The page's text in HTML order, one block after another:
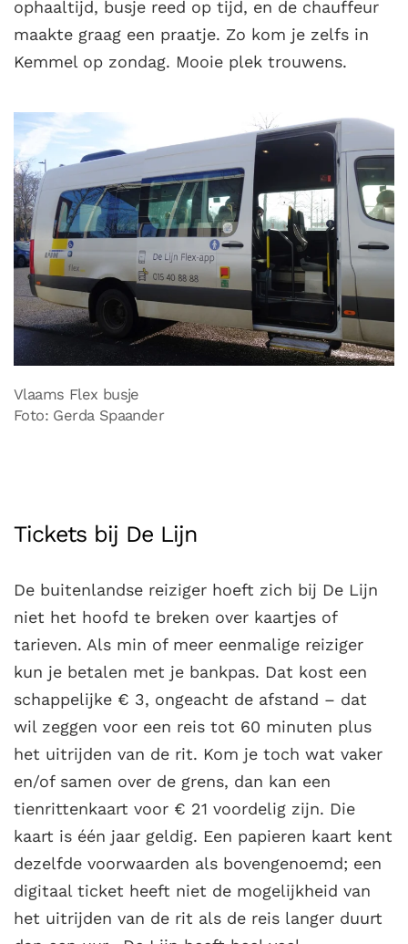
ophaaltijd, busje reed op tijd, en de chauffeur
maakte graag een praatje. Zo kom je zelfs in
Kemmel op zondag. Mooie plek trouwens.
Vlaams Flex busje
Foto: Gerda Spaander
Tickets bij De Lijn
De buitenlandse reiziger hoeft zich bij De Lijn
niet het hoofd te breken over kaartjes of
tarieven. Als min of meer eenmalige reiziger
kun je betalen met je bankpas. Dat kost een
schappelijke € 3, ongeacht de afstand – dat
wil zeggen voor een reis tot 60 minuten plus
het uitrijden van de rit. Kom je toch wat vaker
en/of samen over de grens, dan kan een
tienrittenkaart voor € 21 voordelig zijn. Die
kaart is één jaar geldig. Een papieren kaart kent
dezelfde voorwaarden als bovengenoemd; een
digitaal ticket heeft niet de mogelijkheid van
het uitrijden van de rit als de reis langer duurt